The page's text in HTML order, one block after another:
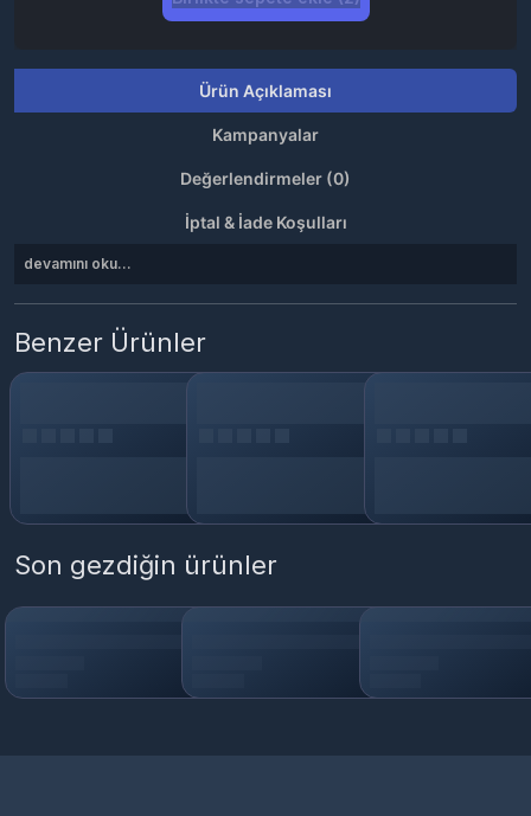
Ürün Açıklaması
Kampanyalar
Değerlendirmeler (0)
İptal & İade Koşulları
devamını oku...
Benzer Ürünler
Son gezdiğin ürünler